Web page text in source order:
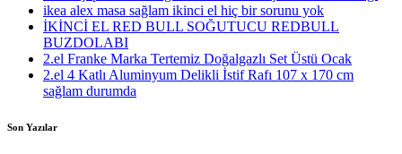
ikea alex masa sağlam ikinci el hiç bir sorunu yok
İKİNCİ EL RED BULL SOĞUTUCU REDBULL
BUZDOLABI
2.el Franke Marka Tertemiz Doğalgazlı Set Üstü Ocak
2.el 4 Katlı Aluminyum Delikli İstif Rafı 107 x 170 cm
sağlam durumda
Son Yazılar